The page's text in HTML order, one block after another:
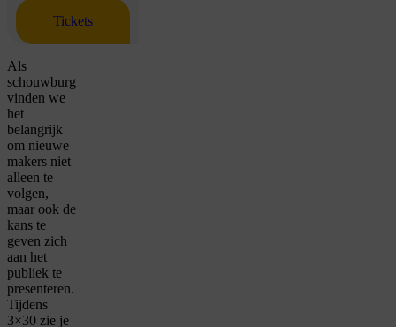
Tickets
Als
schouwburg
vinden we
het
belangrijk
om nieuwe
makers niet
alleen te
volgen,
maar ook de
kans te
geven zich
aan het
publiek te
presenteren.
Tijdens
3×30 zie je